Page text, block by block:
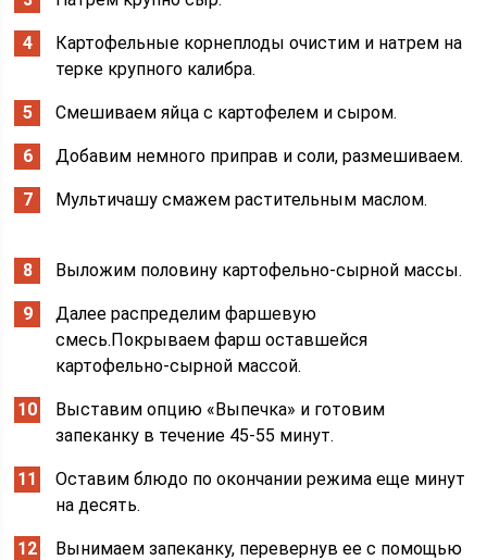
Картофельные корнеплоды очистим и натрем на
терке крупного калибра.
Смешиваем яйца с картофелем и сыром.
Добавим немного приправ и соли, размешиваем.
Мультичашу смажем растительным маслом.
Выложим половину картофельно-сырной массы.
Далее распределим фаршевую
смесь.Покрываем фарш оставшейся
картофельно-сырной массой.
Выставим опцию «Выпечка» и готовим
запеканку в течение 45-55 минут.
Оставим блюдо по окончании режима еще минут
на десять.
Вынимаем запеканку, перевернув ее с помощью